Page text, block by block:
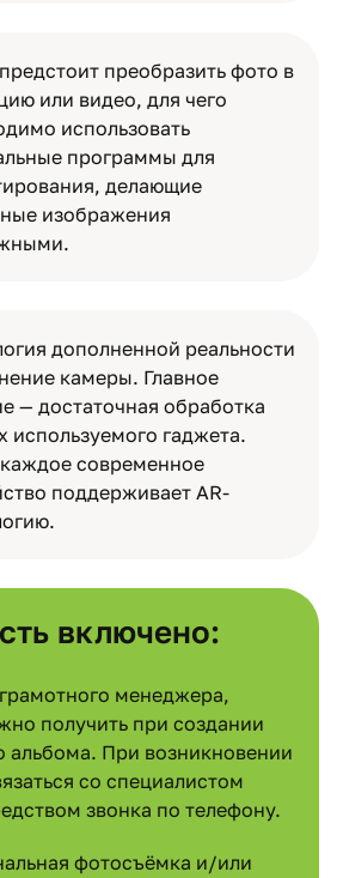
преобразить фото в
или видео, для чего
использовать
программы для
делающие
изображения
дополненной реальности
камеры. Главное
— достаточная обработка
используемого гаджета.
современное
поддерживает AR-
включено:
менеджера,
получить при создании
При возникновении
со специалистом
звонка по телефону.
фотосъёмка и/или